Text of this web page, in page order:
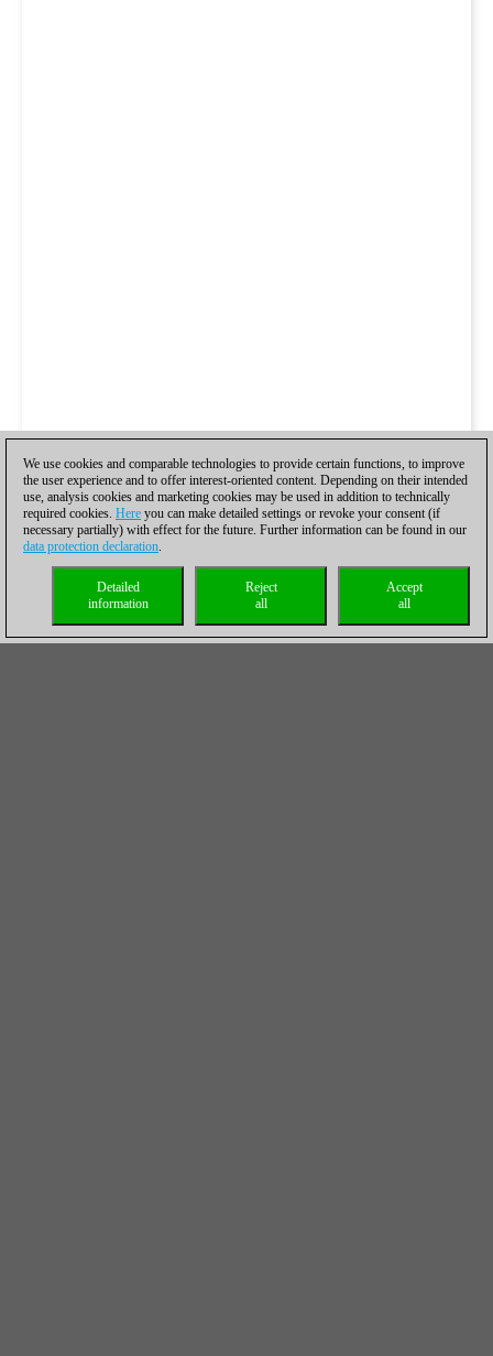
We use cookies and comparable technologies to provide certain functions, to improve
the user experience and to offer interest-oriented content. Depending on their intended
use, analysis cookies and marketing cookies may be used in addition to technically
required cookies. Here you can make detailed settings or revoke your consent (if
necessary partially) with effect for the future. Further information can be found in our
data protection declaration.
Accept
all
Reject
all
Detailed
information